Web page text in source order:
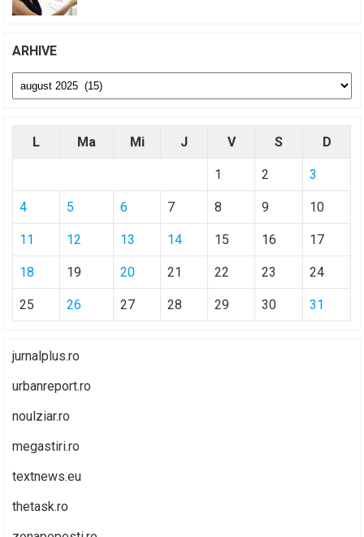
ARHIVE
Arhive
L Ma Mi J V S D
1 2 3
4 5 6 7 8 9 10
11 12 13 14 15 16 17
18 19 20 21 22 23 24
25 26 27 28 29 30 31
jurnalplus.ro
urbanreport.ro
noulziar.ro
megastiri.ro
textnews.eu
thetask.ro